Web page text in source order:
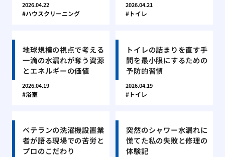
2026.04.22
ハウスクリーニング
2026.04.21
トイレ
地球規模の視点で考える
一滴の水漏れが奪う資源
とエネルギーの価値
2026.04.19
浴室
トイレの詰まりを直す手
間を最小限にするための
予防的習慣
2026.04.19
トイレ
ベテランの洗濯機設置業
者が語る現場での苦労と
プロのこだわり
突然のシャワー水漏れに
慌てた私の失敗と修理の
体験記